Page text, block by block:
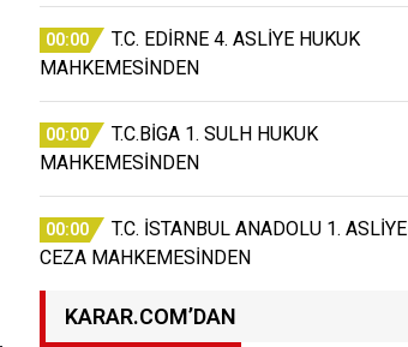
00:00
T.C. EDİRNE 4. ASLİYE HUKUK
MAHKEMESİNDEN
00:00
T.C.BİGA 1. SULH HUKUK
MAHKEMESİNDEN
00:00
T.C. İSTANBUL ANADOLU 1. ASLİYE
CEZA MAHKEMESİNDEN
KARAR.COM’DAN